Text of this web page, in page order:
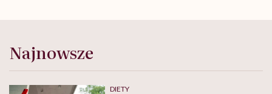
Najnowsze
DIETY